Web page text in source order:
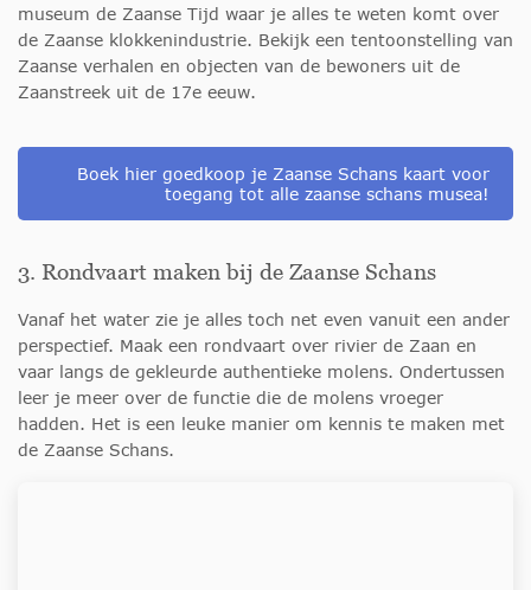
museum de Zaanse Tijd waar je alles te weten komt over
de Zaanse klokkenindustrie. Bekijk een tentoonstelling van
Zaanse verhalen en objecten van de bewoners uit de
Zaanstreek uit de 17e eeuw.
Boek hier goedkoop je Zaanse Schans kaart voor
toegang tot alle zaanse schans musea!
3. Rondvaart maken bij de Zaanse Schans
Vanaf het water zie je alles toch net even vanuit een ander
perspectief. Maak een rondvaart over rivier de Zaan en
vaar langs de gekleurde authentieke molens. Ondertussen
leer je meer over de functie die de molens vroeger
hadden. Het is een leuke manier om kennis te maken met
de Zaanse Schans.